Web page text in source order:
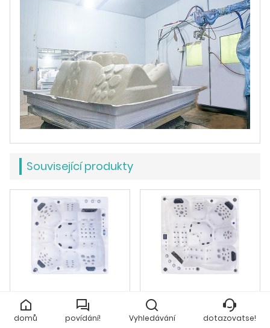
Související produkty
Výrobci a dodavatelé
vířivek Balboa pro 6 osob
Venkovní vířivka Balboa
pro 5 osob
domů povídání! Vyhledávání dotazovatse!